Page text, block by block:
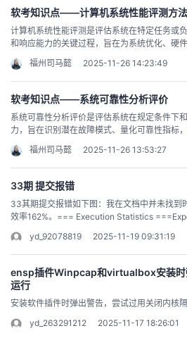
证
实
验
的
收
藏
持
建
议
历。示例：浏览器的前进/后退按钮（通过两个
序。4. 链表（Linked List）核心特性：动态数
需连续内存。插入/删除操作在已知位置时为
态内存分配：如实现动态数组（如C++的
放列表、LRU缓存的辅助结构。实现其他数据
（Queue）核心特性：先进先出（FIFO）结构
部）操作。操作时间复杂度为 O(1)。适用场景
列、消息队列（如RabbitMQ）。广度优先搜
数据传递。示例：操作系统中的进程调度队列
队列、Top K、图算法栈压入/弹出O(1)函数调
除O(1)（已知位置）动态内存、频繁修改、辅
度、BFS、缓冲处理选择依据需要快速查找 →
先进先出或任务调度 → 队列。根据具体需求（
需求）选择合适的数据结构，或组合使用（如
typedef struct ChildNode { int data; struct ChildNode
叉链表）结构：每个节点包含两个指针，分别
转化为二叉树形式。优点：统一存储结构，便
typedef struct TreeNode { int data; struct TreeNode *firstChild; // 第一个孩
子 struct TreeNode *nextSibling; // 右兄弟 } TreeNode; 基本运算创建树：初
树。后序遍历：先遍历子树，再访问根节点。
左到右访问节点。查找节点：根据值或位置查
点）。插入/删除子树：在指定位置插入或删除
深度：计算从根节点到最远叶子节点的路径长
存在。图的定义、存储和基本运算定义图是一
（如距离、成本）。存储方式邻接矩阵结构：
间关系，matrix[i][j] = 1 表示存在边 i → j。优点
连（O(1)）。缺点：空间复杂度高（O(n²)），
表结构：每个顶点对应一个链表，链表节点存
下标 int weight; // 边权值 struct EdgeNode *next; } EdgeNode; typedef
struct VertexNode { int data; EdgeNode *firstEdge; } VertexNode;
VertexNode graph[N]; // 邻接表 十字链表（有
度。优点：高效统计顶点的入度和出度。邻接
arr[5] 中，arr[2] 的地址 = arr + 2 × sizeof(int)
复杂度（直接通过索引计算地址）。插入/删除
能触发扩容，均摊O(1)）。中间或头部操作：
找：按值查找：O(n)（无序数组）。按索引查
List）1. 定义非连续内存存储的线性结构，通过
据域和指针域）。分类：单链表：每个节点指
包含前驱和后继指针。循环链表：尾节点指向
节点通过指针/引用动态分配内存，无需连续空
插入/删除：O(n)（需先遍历定位）。查找：
（Queue）1. 定义先进先出（FIFO）的线性结
除。分类：顺序队列：基于数组实现，需处理
队列：基于链表实现，无容量限制。2. 存储方
尾（插入需O(1)时间）。3. 基本运算入队（
环队列尾指针移动）。出队（Dequeue）：
移动）。访问队头/队尾：O(1)。判空：O(1)（
（Stack）1. 定义后进先出（LIFO）的线性结
用：函数调用栈、表达式求值、括号匹配等。
（栈顶指针下移或链表头删）。访问栈顶：
或链表头是否为null）。五、对比总结特性数组
散内存数组/链表数组/链表访问时间O(1)（索引
顶O(1)空间开销可能浪费（动态数组扩容）每
软考知识点——计算机系统性能评测方法
计算机系统性能评测是评估系统在特定任务或
和响应能力的关键过程，旨在为系统优化、硬
供量化依据。以下是计算机系统性能评测的核
的详细说明：一、性能评测的核心目标量化性
利用率等。识别瓶颈：定位CPU、内存、I/O
对比：比较不同硬件（如CPU型号）、软件（
异。验证设计：确认系统是否满足预期性能需
关键评测方法1. 基准测试（Benchmarking）定
实负载，量化系统性能。分类：综合基准测试
磁盘、图形处理）。SPEC CPU：评估处理器
Geekbench：跨平台综合性能测试（移动端/
对PC或游戏设备的综合性能测试。行业专用
TPC-H）：数据库事务处理（OLTP）和决策支
科学计算与高性能计算（HPC）性能。微基准
宽、磁盘IOPS）。FIO：测试存储设备I/O性能
测量内存带宽和延迟。2. 负载测试（Load
务负载，观察系统在压力下的表现。实施方式
活动），验证系统极限容量。稳定性测试：长
或性能衰减。工具：JMeter：Web应用负载测
议）。Locust：分布式负载测试工具（Python
Gatling：高并发Web负载测试（基于Scala，
能分析（Profiling）定义：通过工具监控系统运
福州司马懿 2025-11-26 14:23:49
软考知识点——系统可靠性分析评价
系统可靠性分析评价是评估系统在规定条件下
力，旨在识别潜在故障模式、量化可靠性指标
提供依据。以下是系统可靠性分析评价的核心
故障预防：通过分析故障模式，提前采取设计
化：计算关键指标（如可靠度、失效率、平均
估：识别高风险组件或子系统，制定针对性维
提升与成本投入，避免过度设计。二、关键分
（FMEA）步骤：列出所有组件/子系统及其功
磨损、电子元件失效）。分析故障对系统的影
估故障发生概率（高/中/低）和严重性（1-10
余、选用更高可靠性元件）。适用场景：产品
天、汽车电子）。2. 可靠性框图（RBD）作用
联、混合结构）表示系统可靠性逻辑关系。计
R_{\text{总}} = R_1 \times R_2 \times \cdots
弱环节，支持冗余设计优化。3. 故障树分析（
统失效”）。逐层分解为底事件（如“传感器故
（与、或、非）构建故障树。计算顶事件发生
福州司马懿 2025-11-26 13:53:27
33期 提交报错
33其期提交报错如下图：我在文档中并未找到
效率162%。=== Execution Statistics
"heeloxx+++worlkdxx+++222+++" VS Actual
"heeloxx+++worlkdxx+++222+++"Total
tasks launched/completed: 3/3MERGE
2/2Estimated HAC usage: 162.44%请帮忙看
xjtuers
yd_92078819 2025-11-19 09:31:19
ensp插件Winpcap和virtualbox安装时
运行
安装软件插件时弹出警告，尝试过用关闭内核
yd_263291212
2025-11-17 18:26:01